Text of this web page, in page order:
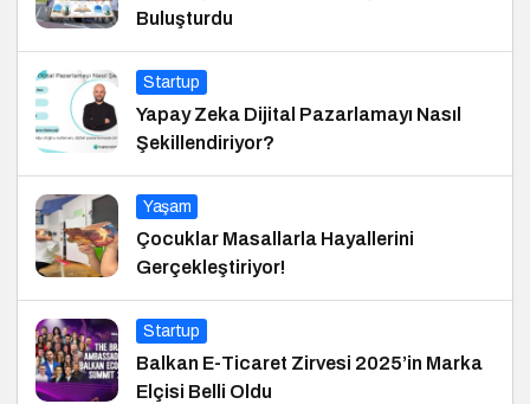
Buluşturdu
Startup
Yapay Zeka Dijital Pazarlamayı Nasıl
Şekillendiriyor?
Yaşam
Çocuklar Masallarla Hayallerini
Gerçekleştiriyor!
Startup
Balkan E-Ticaret Zirvesi 2025’in Marka
Elçisi Belli Oldu